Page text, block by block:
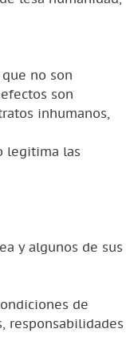
no son
son
inhumanos,
legitima las
y algunos de sus
de
responsabilidades